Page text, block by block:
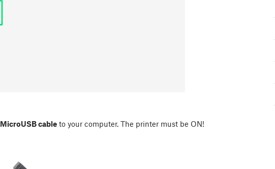
MicroUSB cableto your computer. The printer must be ON!